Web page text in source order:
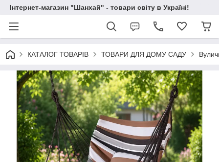
Інтернет-магазин "Шанхай" - товари світу в Україні!
КАТАЛОГ ТОВАРІВ ТОВАРИ ДЛЯ ДОМУ САДУ